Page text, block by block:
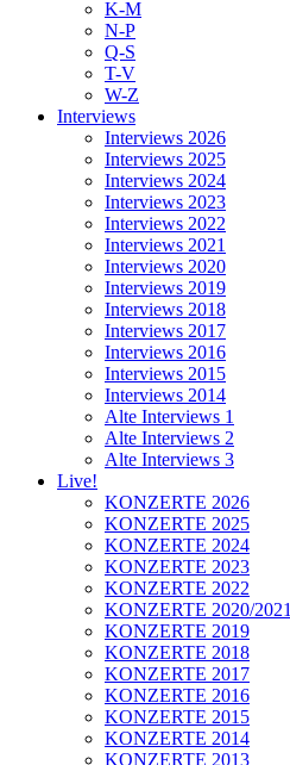
K-M
N-P
Q-S
T-V
W-Z
Interviews
Interviews 2026
Interviews 2025
Interviews 2024
Interviews 2023
Interviews 2022
Interviews 2021
Interviews 2020
Interviews 2019
Interviews 2018
Interviews 2017
Interviews 2016
Interviews 2015
Interviews 2014
Alte Interviews 1
Alte Interviews 2
Alte Interviews 3
Live!
KONZERTE 2026
KONZERTE 2025
KONZERTE 2024
KONZERTE 2023
KONZERTE 2022
KONZERTE 2020/2021
KONZERTE 2019
KONZERTE 2018
KONZERTE 2017
KONZERTE 2016
KONZERTE 2015
KONZERTE 2014
KONZERTE 2013